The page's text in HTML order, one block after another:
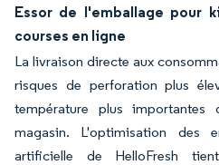
Essor de l'emballage pour
courses en ligne
La livraison directe aux
risques de perforation plus
température plus
magasin. L'optimisation des
artificielle de HelloFresh